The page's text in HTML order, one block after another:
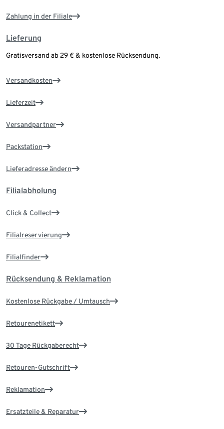
Zahlung in der Filiale
Lieferung
Gratisversand ab 29 € & kostenlose Rücksendung.
Versandkosten
Lieferzeit
Versandpartner
Packstation
Lieferadresse ändern
Filialabholung
Click & Collect
Filialreservierung
Filialfinder
Rücksendung & Reklamation
Kostenlose Rückgabe / Umtausch
Retourenetikett
30 Tage Rückgaberecht
Retouren-Gutschrift
Reklamation
Ersatzteile & Reparatur